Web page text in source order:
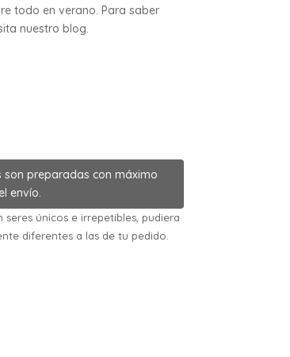
todo en verano. Para saber
nuestro blog.
son preparadas con máximo
envío.
seres únicos e irrepetibles, pudiera
diferentes a las de tu pedido.